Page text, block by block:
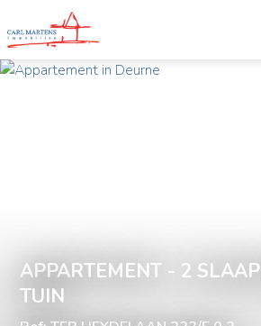
APPARTEMENT - 2
TUIN